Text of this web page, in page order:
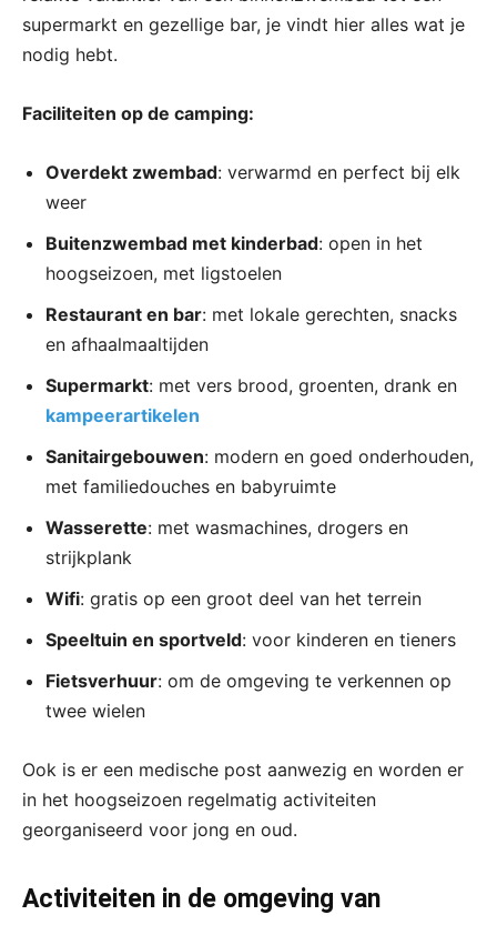
supermarkt en gezellige bar, je vindt hier alles wat je
nodig hebt.
Faciliteiten op de camping:
Overdekt zwembad: verwarmd en perfect bij elk
weer
Buitenzwembad met kinderbad: open in het
hoogseizoen, met ligstoelen
Restaurant en bar: met lokale gerechten, snacks
en afhaalmaaltijden
Supermarkt: met vers brood, groenten, drank en
kampeerartikelen
Sanitairgebouwen: modern en goed onderhouden,
met familiedouches en babyruimte
Wasserette: met wasmachines, drogers en
strijkplank
Wifi: gratis op een groot deel van het terrein
Speeltuin en sportveld: voor kinderen en tieners
Fietsverhuur: om de omgeving te verkennen op
twee wielen
Ook is er een medische post aanwezig en worden er
in het hoogseizoen regelmatig activiteiten
georganiseerd voor jong en oud.
Activiteiten in de omgeving van